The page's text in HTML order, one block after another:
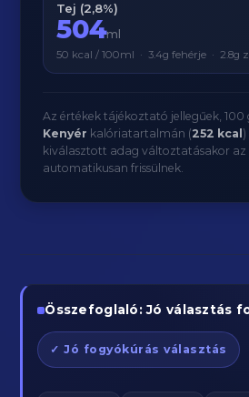
Tej (2,8%)
504ml
50 kcal / 100ml · 3.4g fehérje · 2.8g
Az értékek tájékoztató jellegűek, 100
Kenyér kalóriatartalmán (252 kcal
kiválasztott adag változtatásakor az
automatikusan frissülnek.
Összefoglaló: Jó választás
✓ Jó fogyókúrás választás